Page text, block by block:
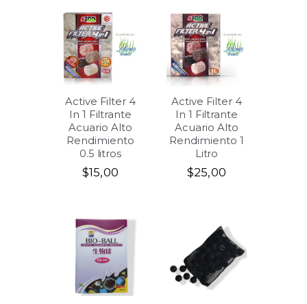
Active Filter 4
In 1 Filtrante
Acuario Alto
Rendimiento
0.5 litros
$15,00
Active Filter 4
In 1 Filtrante
Acuario Alto
Rendimiento 1
Litro
$25,00